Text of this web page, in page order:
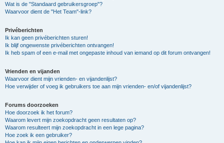
Wat is de "Standaard gebruikersgroep"?
Waarvoor dient de "Het Team"-link?
Privéberichten
Ik kan geen privéberichten sturen!
Ik blijf ongewenste privéberichten ontvangen!
Ik heb spam of een e-mail met ongepaste inhoud van iemand op dit forum ontvangen!
Vrienden en vijanden
Waarvoor dient mijn vrienden- en vijandenlijst?
Hoe verwijder of voeg ik gebruikers toe aan mijn vrienden- en/of vijandenlijst?
Forums doorzoeken
Hoe doorzoek ik het forum?
Waarom levert mijn zoekopdracht geen resultaten op?
Waarom resulteert mijn zoekopdracht in een lege pagina?
Hoe zoek ik een gebruiker?